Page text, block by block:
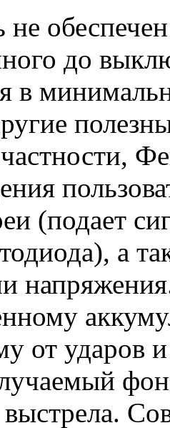
не
до
в
(подает
а
от ударов